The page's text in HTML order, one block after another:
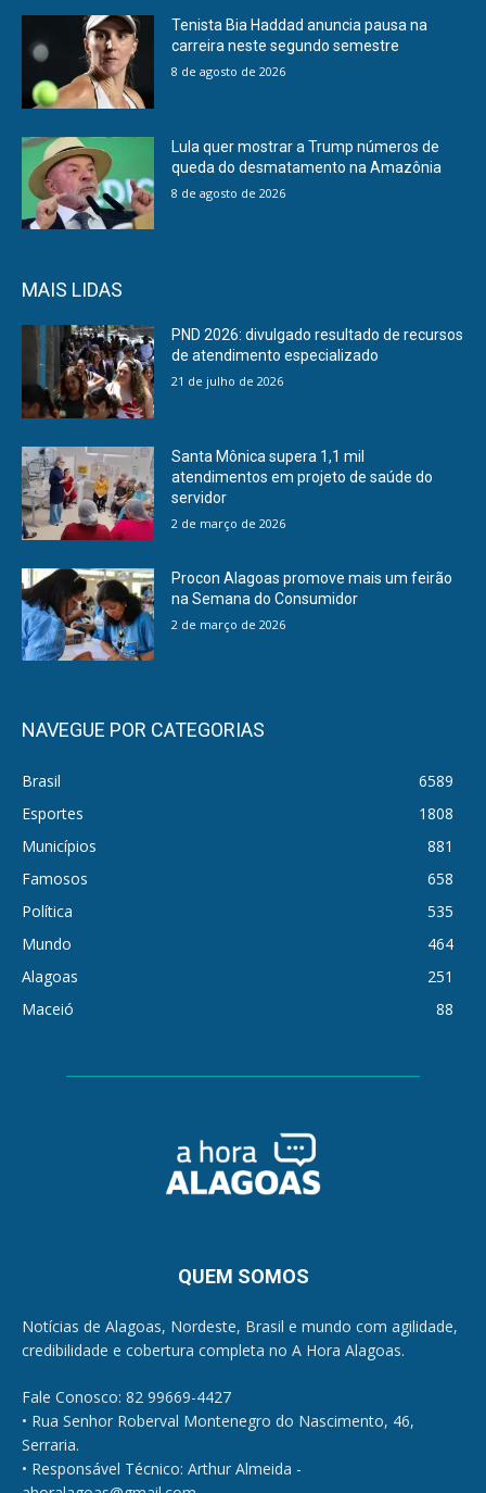
Tenista Bia Haddad anuncia pausa na
carreira neste segundo semestre
8 de agosto de 2026
Lula quer mostrar a Trump números de
queda do desmatamento na Amazônia
8 de agosto de 2026
MAIS LIDAS
PND 2026: divulgado resultado de recursos
de atendimento especializado
21 de julho de 2026
Santa Mônica supera 1,1 mil
atendimentos em projeto de saúde do
servidor
2 de março de 2026
Procon Alagoas promove mais um feirão
na Semana do Consumidor
2 de março de 2026
NAVEGUE POR CATEGORIAS
Brasil
6589
Esportes
1808
Municípios
881
Famosos
658
Política
535
Mundo
464
Alagoas
251
Maceió
88
QUEM SOMOS
Notícias de Alagoas, Nordeste, Brasil e mundo com agilidade,
credibilidade e cobertura completa no A Hora Alagoas.
Fale Conosco: 82 99669-4427
• Rua Senhor Roberval Montenegro do Nascimento, 46,
Serraria.
• Responsável Técnico: Arthur Almeida -